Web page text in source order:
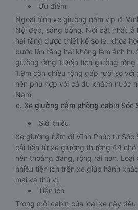
Ưu điểm
Ngoại hình xe giường nằm vip đi
Nội đẹp, sáng bóng. Nổi bật nhất là
hai tầng được thiết kế so le, khoa
bước lên tầng hai không làm ảnh
giường tầng 1.Diện tích giường rộng
1,9m còn chiều rộng gấp rưỡi so
nên phù hợp với cả du khách nước
Nam.
c. Xe giường nằm phòng cabin Sóc
Giới thiệu
Xe giường nằm đi Vĩnh Phúc từ Sóc
cải tiến từ xe giường thường 44
nên thoáng đãng, rộng rãi hơn.
nhiều tiện ích trên xe giúp hành
mái và thú vị.
Tiện ích
Trong mỗi cabin của loại xe này